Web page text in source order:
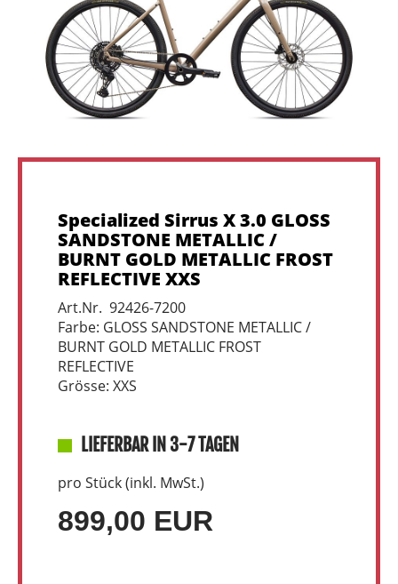
Specialized Sirrus X 3.0 GLOSS
SANDSTONE METALLIC /
BURNT GOLD METALLIC FROST
REFLECTIVE XXS
Art.Nr. 92426-7200
Farbe: GLOSS SANDSTONE METALLIC /
BURNT GOLD METALLIC FROST
REFLECTIVE
Grösse: XXS
LIEFERBAR IN 3-7 TAGEN
pro Stück (inkl. MwSt.)
899,00 EUR